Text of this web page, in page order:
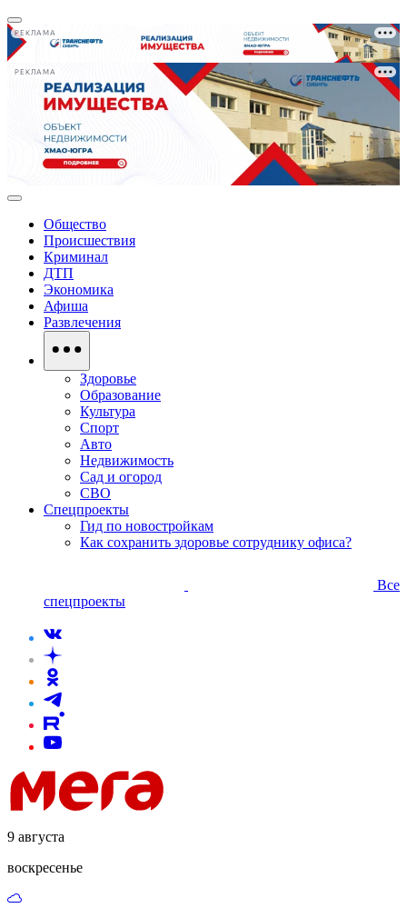
РЕКЛАМА
РЕКЛАМА
Общество
Происшествия
Криминал
ДТП
Экономика
Афиша
Развлечения
Здоровье
Образование
Культура
Спорт
Авто
Недвижимость
Сад и огород
СВО
Спецпроекты
Гид по новостройкам
Как сохранить здоровье сотруднику офиса?
Все
спецпроекты
9 августа
воскресенье